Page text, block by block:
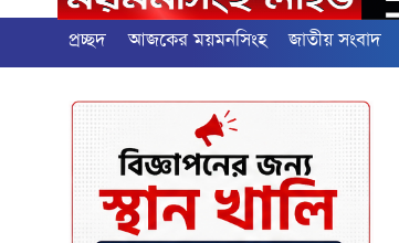
প্রচ্ছদ আজকের ময়মনসিংহ জাতীয় সংবাদ